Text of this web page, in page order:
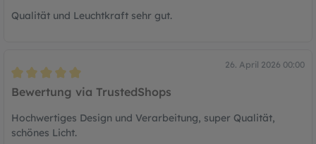
Qualität und Leuchtkraft sehr gut.
26. April 2026 00:00
Bewertung mit 5 von 5 Sternen
Bewertung via TrustedShops
Hochwertiges Design und Verarbeitung, super Qualität,
schönes Licht.